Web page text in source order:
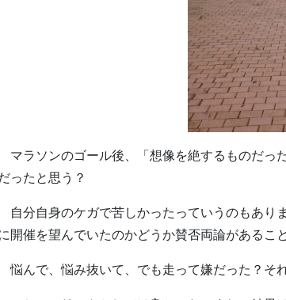
ラソンのゴール後、「想像を絶するものだっ
ったと思う？
分自身のケガで苦しかったっていうのもあり
開催を望んでいたのかどうか賛否両論があるこ
んで、悩み抜いて、でも走って嫌だった？そ